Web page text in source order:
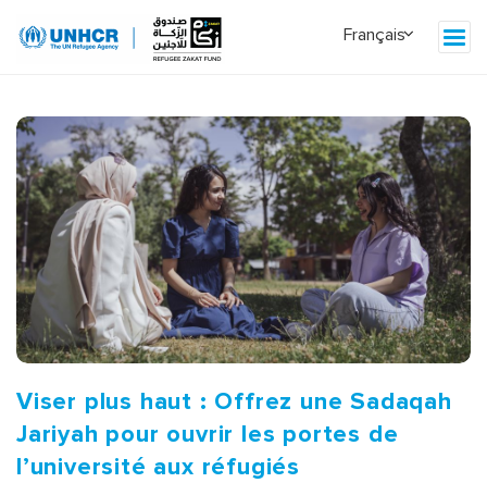
Viser plus haut : Offrez une Sadaqah
Jariyah pour ouvrir les portes de
l’université aux réfugiés